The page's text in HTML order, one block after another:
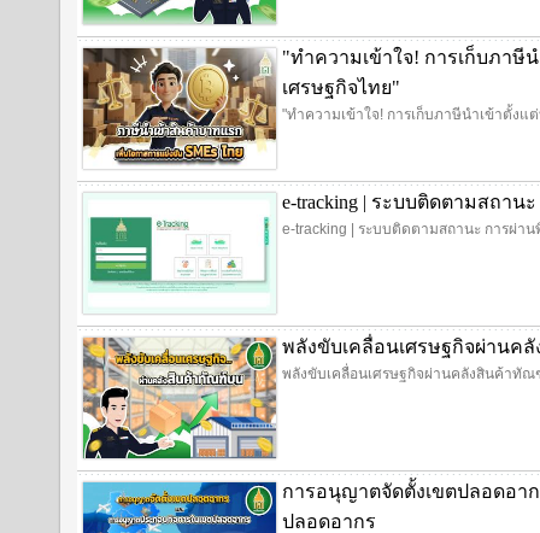
"ทำความเข้าใจ! การเก็บภาษี
เศรษฐกิจไทย"
"ทำความเข้าใจ! การเก็บภาษีนำเข้าตั้งแ
e-tracking | ระบบติดตามสถา
e-tracking | ระบบติดตามสถานะ การผ่าน
พลังขับเคลื่อนเศรษฐกิจผ่าน
พลังขับเคลื่อนเศรษฐกิจผ่านคลังสินค้าทั
การอนุญาตจัดตั้งเขตปลอดอา
ปลอดอากร